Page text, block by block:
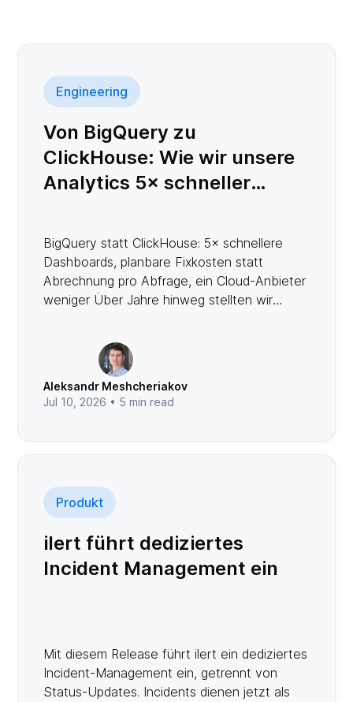
Engineering
Von BigQuery zu
ClickHouse: Wie wir unsere
Analytics 5× schneller
BigQuery statt ClickHouse: 5× schnellere
Dashboards, planbare Fixkosten statt
Abrechnung pro Abfrage, ein Cloud-Anbieter
weniger Über Jahre hinweg stellten wir
Bereitschaftsaktivitäten bereit. So erhielten
sie einen umfassenden Überblick darüber,
wie ihre Teams und Services auf Incidents
reagieren.Diese Funktionen basierten auf
ilert. Und lange Zeit war das völlig
ausreichend.
Aleksandr Meshcheriakov
Jul 10, 2026 • 5 min read
Produkt
ilert führt dediziertes
Incident Management ein
Mit diesem Release führt ilert ein dediziertes
Incident-Management ein, getrennt von
Status-Updates. Incidents dienen jetzt als